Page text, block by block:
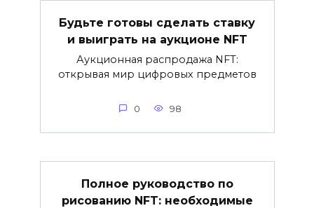
Будьте готовы сделать ставку
и выиграть на аукционе NFT
Аукционная распродажа NFT:
открывая мир цифровых предметов
0 98
Полное руководство по
рисованию NFT: необходимые